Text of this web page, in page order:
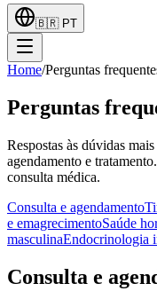
🇧🇷 PT
Home/Perguntas
Perguntas
Respostas às dúvidas
agendamento e
consulta médica.
Consulta e agendamento
e emagrecimentoSaúde
masculinaEndocrinologia
Consulta e